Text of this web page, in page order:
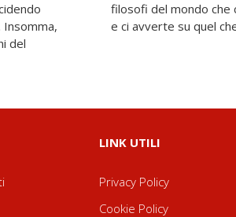
del
e ci avverte su quel
LINK UTILI
Privacy Policy
Cookie Policy